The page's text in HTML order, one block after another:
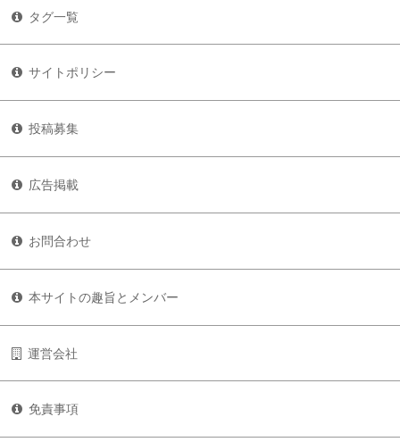
タグ一覧
サイトポリシー
投稿募集
広告掲載
お問合わせ
本サイトの趣旨とメンバー
運営会社
免責事項